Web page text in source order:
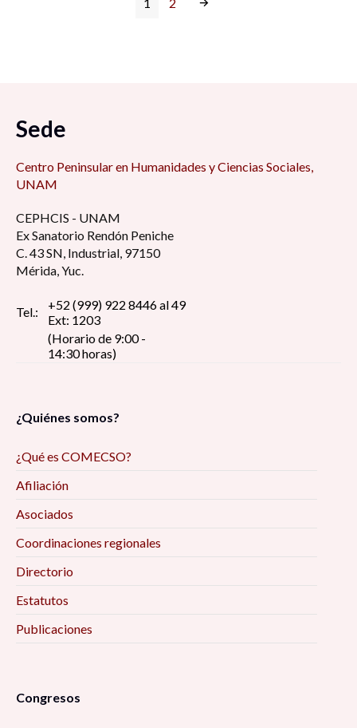
Sede
Centro Peninsular en Humanidades y Ciencias Sociales,
UNAM
CEPHCIS - UNAM
Ex Sanatorio Rendón Peniche
C. 43 SN, Industrial, 97150
Mérida, Yuc.
Tel.:
+52 (999) 922 8446 al 49
Ext: 1203
(Horario de 9:00 -
14:30 horas)
¿Quiénes somos?
¿Qué es COMECSO?
Afiliación
Asociados
Coordinaciones regionales
Directorio
Estatutos
Publicaciones
Congresos